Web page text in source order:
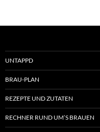
UNTAPPD
BRAU-PLAN
REZEPTE UND ZUTATEN
RECHNER RUND UM’S BRAUEN